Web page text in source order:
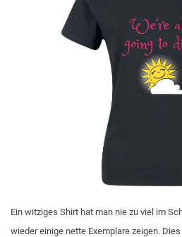
Ein witziges Shirt hat man nie zu viel im
wieder einige nette Exemplare zeigen.